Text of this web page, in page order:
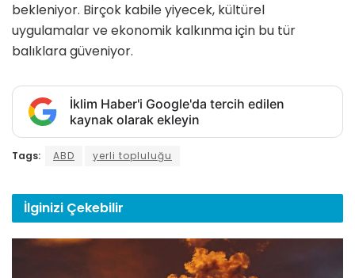
bekleniyor. Birçok kabile yiyecek, kültürel
uygulamalar ve ekonomik kalkınma için bu tür
balıklara güveniyor.
İklim Haber'i Google'da tercih edilen
kaynak olarak ekleyin
Tags: ABD yerli topluluğu
İlginizi Çekebilir